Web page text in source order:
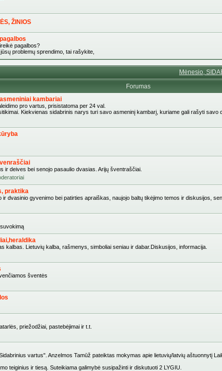
ŽINIOS
pagalbos?
problemų sprendimo, tai rašykite,
Mėnesio,
Forumas
kambariai
pro vartus, prisistatoma per 24 val.
Kiekvienas sidabrinis narys turi savo asmeninį kambarį, kuriame gali rašyti savo
ir deives bei senojo pasaulio dvasias. Arijų šventraščiai.
praktika
ir dvasinio gyvenimo bei patirties apraiškas, naujojo baltų tikėjimo temos ir diskusijos,
kalbas. Lietuvių kalba, rašmenys, simboliai seniau ir dabar.Diskusijos, informacija.
šventės
priežodžiai, pastebėjimai ir t.t.
vartus". Anzelmos Tamūž pateiktas mokymas apie lietuvių/latvių aštuonnytį
teiginius ir tiesą. Suteikiama galimybė susipažinti ir diskutuoti 2 LYGIU.